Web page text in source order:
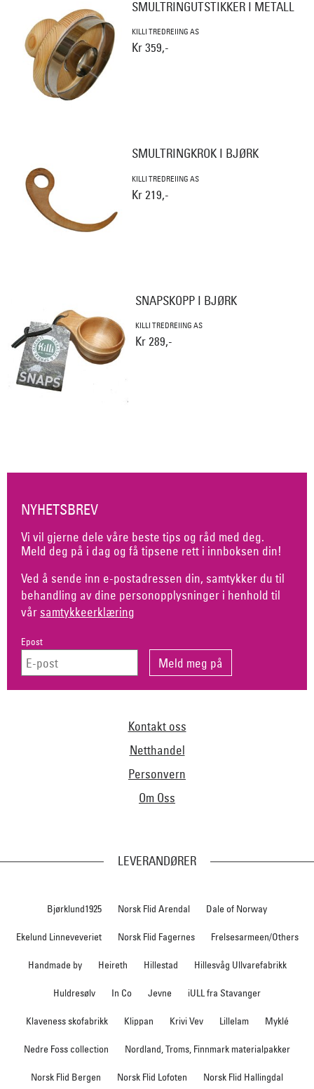
SMULTRINGUTSTIKKER I METALL
KILLI TREDREIING AS
Kr 359,-
SMULTRINGKROK I BJØRK
KILLI TREDREIING AS
Kr 219,-
SNAPSKOPP I BJØRK
KILLI TREDREIING AS
Kr 289,-
NYHETSBREV
Vi vil gjerne dele våre beste tips og råd med deg.
Meld deg på i dag og få tipsene rett i innboksen din!
Ved å sende inn e-postadressen din, samtykker du til
behandling av dine personopplysninger i henhold til
vår samtykkeerklæring
Epost
Kontakt oss
Netthandel
Personvern
Om Oss
LEVERANDØRER
Bjørklund1925 Norsk Flid Arendal Dale of Norway
Ekelund Linneveveriet Norsk Flid Fagernes Frelsesarmeen/Others
Handmade by Heireth Hillestad Hillesvåg Ullvarefabrikk
Huldresølv In Co Jevne iULL fra Stavanger
Klaveness skofabrikk Klippan Krivi Vev Lillelam Myklé
Nedre Foss collection Nordland, Troms, Finnmark materialpakker
Norsk Flid Bergen Norsk Flid Lofoten Norsk Flid Hallingdal